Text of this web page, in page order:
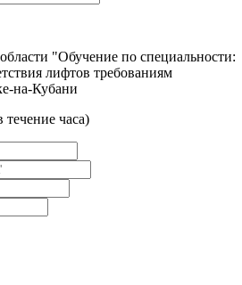
"Обучение по специальности:
лифтов требованиям
на-Кубани
течение часа)